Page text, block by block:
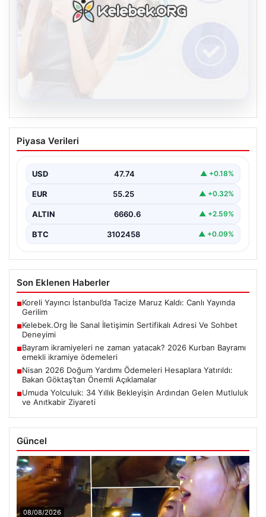
Kelebek.Org İle Sanal İletişimin
Sertifikalı Adresi Ve Sohbet Deneyimi
sağlaması kritik bir önem taşımaktadır. Günümüzde
birçok…
Piyasa Verileri
USD 47.74 ▲ +0.18%
EUR 55.25 ▲ +0.32%
ALTIN 6660.6 ▲ +2.59%
BTC 3102458 ▲ +0.09%
Son Eklenen Haberler
■Koreli Yayıncı İstanbul’da Tacize Maruz Kaldı: Canlı Yayında
Gerilim
■Kelebek.Org İle Sanal İletişimin Sertifikalı Adresi Ve Sohbet
Deneyimi
■Bayram ikramiyeleri ne zaman yatacak? 2026 Kurban Bayramı
emekli ikramiye ödemeleri
■Nisan 2026 Doğum Yardımı Ödemeleri Hesaplara Yatırıldı:
Bakan Göktaş’tan Önemli Açıklamalar
■Umuda Yolculuk: 34 Yıllık Bekleyişin Ardından Gelen Mutluluk
ve Anıtkabir Ziyareti
Güncel
08/08/2026